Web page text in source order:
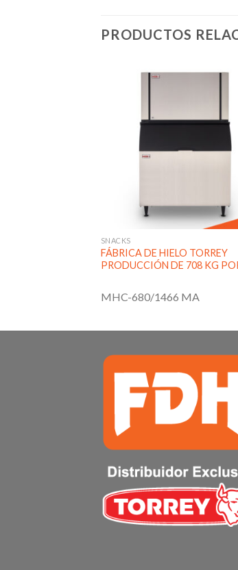
PRODUCTOS
SNACKS
FÁBRICA DE HIELO TORREY
PRODUCCIÓN DE 708 KG
MHC-680/1466 MA